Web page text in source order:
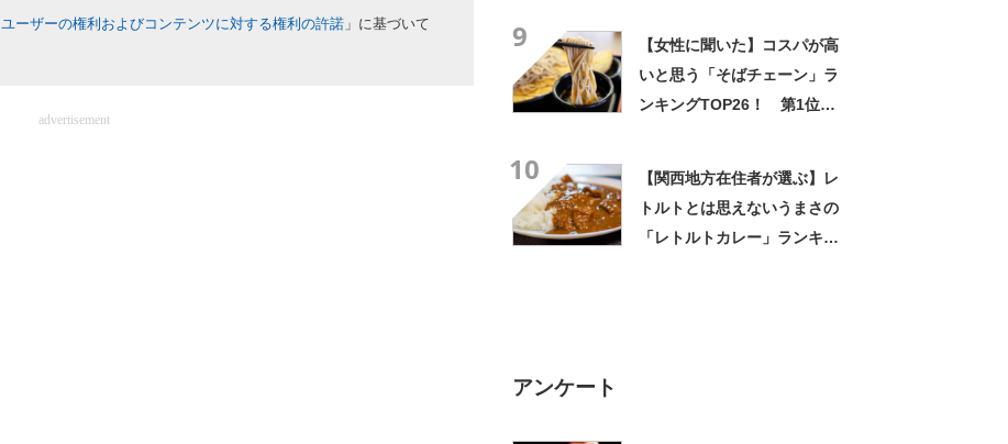
ユーザーの権利およびコンテンツに対する権利の許諾 」に基づいて
advertisement
9
【女性に聞いた】コスパが高
いと思う「そばチェーン」ラ
ンキングTOP26！ 第1位は
10
【関西地方在住者が選ぶ】レ
トルトとは思えないうまさの
「レトルトカレー」ランキン
アンケート